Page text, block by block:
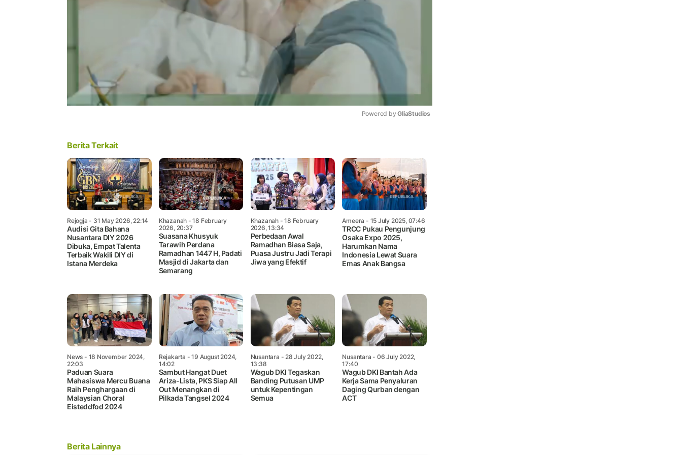
Powered by GliaStudios
Berita Terkait
Rejogja - 31 May 2026, 22:14
Audisi Gita Bahana
Nusantara DIY 2026
Dibuka, Empat Talenta
Terbaik Wakili DIY di
Istana Merdeka
Khazanah - 18 February
2026, 20:37
Suasana Khusyuk
Tarawih Perdana
Ramadhan 1447 H, Padati
Masjid di Jakarta dan
Semarang
Khazanah- 18 February
2026, 13:34
Perbedaan Awal
Ramadhan Biasa Saja,
Puasa Justru Jadi Terapi
Jiwa yang Efektif
Ameera - 15 July 2025, 07:46
TRCC Pukau Pengunjung
Osaka Expo 2025,
Harumkan Nama
Indonesia Lewat Suara
Emas Anak Bangsa
News - 18 November 2024,
22:03
Paduan Suara
Mahasiswa Mercu Buana
Raih Penghargaan di
Malaysian Choral
Eisteddfod 2024
Rejakarta - 19 August 2024,
14:02
Sambut Hangat Duet
Ariza-Lista, PKS Siap All
Out Menangkan di
Pilkada Tangsel 2024
Nusantara - 28 July 2022,
13:38
Wagub DKI Tegaskan
Banding Putusan UMP
untuk Kepentingan
Semua
Nusantara - 06 July 2022,
17:40
Wagub DKI Bantah Ada
Kerja Sama Penyaluran
Daging Qurban dengan
ACT
Berita Lainnya